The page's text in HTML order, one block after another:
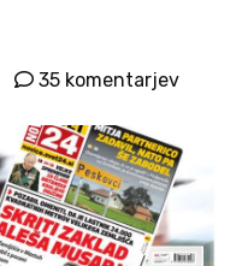
35 komentarjev